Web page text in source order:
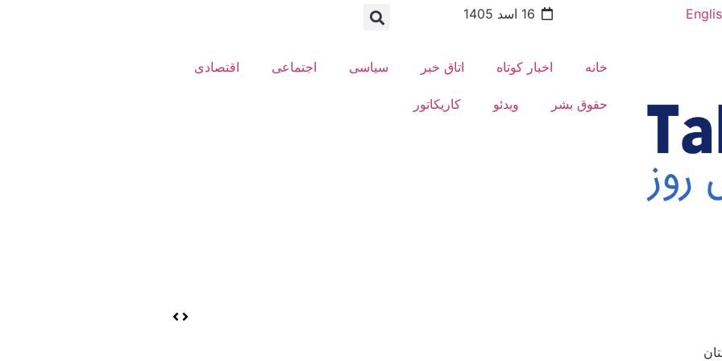
16 اسد 1405
خانه اخبار کوتاه اتاق خبر سیاسی اجتماعی اقتصادی
حقوق بشر ویدئو کاریکاتور